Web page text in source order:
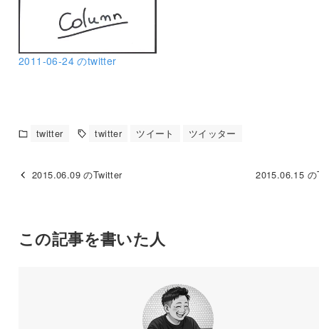
2011-06-24 のtwitter
twitter twitter ツイート ツイッター
2015.06.09 のTwitter 2015.06.15
この記事を書いた人